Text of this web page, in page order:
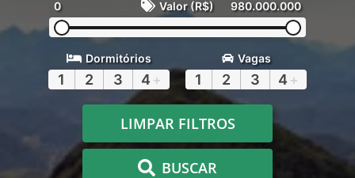
0 Valor (R$) 980.000.000
Dormitórios
1 2 3 4 +
Vagas
1 2 3 4 +
LIMPAR FILTROS
BUSCAR